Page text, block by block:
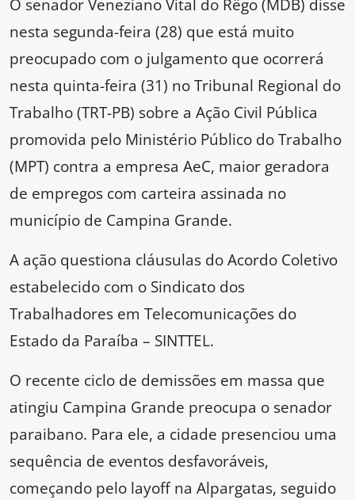
O senador Veneziano Vital do Rêgo (MDB) disse
nesta segunda-feira (28) que está muito
preocupado com o julgamento que ocorrerá
nesta quinta-feira (31) no Tribunal Regional do
Trabalho (TRT-PB) sobre a Ação Civil Pública
promovida pelo Ministério Público do Trabalho
(MPT) contra a empresa AeC, maior geradora
de empregos com carteira assinada no
município de Campina Grande.
A ação questiona cláusulas do Acordo Coletivo
estabelecido com o Sindicato dos
Trabalhadores em Telecomunicações do
Estado da Paraíba – SINTTEL.
O recente ciclo de demissões em massa que
atingiu Campina Grande preocupa o senador
paraibano. Para ele, a cidade presenciou uma
sequência de eventos desfavoráveis,
começando pelo layoff na Alpargatas, seguido